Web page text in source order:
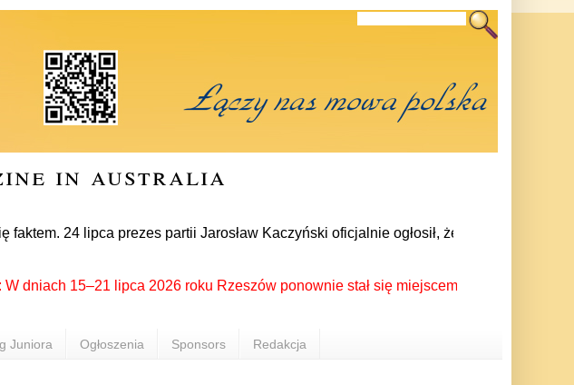
in australia
24 lipca prezes partii Jarosław Kaczyński oficjalnie ogłosił, że około 30-kilku
dniach 15–21 lipca 2026 roku Rzeszów ponownie stał się miejscem spotkania
Juniora Ogłoszenia Sponsors Redakcja